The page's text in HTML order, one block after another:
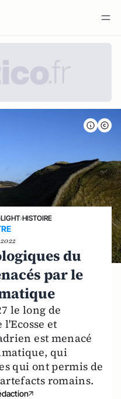
›HISTOIRE
du
par le
le long de
et
est menacé
qui
qui ont permis de
romains.